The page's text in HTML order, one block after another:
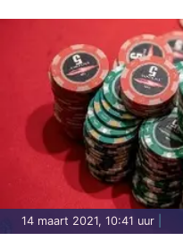
14 maart 2021, 10:41 uur